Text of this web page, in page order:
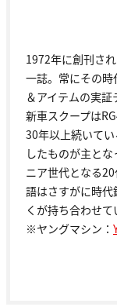
1972年に創刊さ
一誌。常にその
＆アイテムの実
新車スクープは
30年以上続いて
したものが主と
ニア世代となる
語はさすがに時
くが持ち合わせて
※ヤングマシン：